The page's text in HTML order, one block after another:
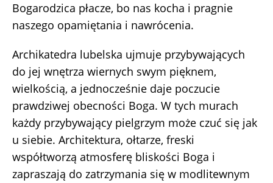
Bogarodzica płacze, bo nas kocha i pragnie
naszego opamiętania i nawrócenia.
Archikatedra lubelska ujmuje przybywających
do jej wnętrza wiernych swym pięknem,
wielkością, a jednocześnie daje poczucie
prawdziwej obecności Boga. W tych murach
każdy przybywający pielgrzym może czuć się jak
u siebie. Architektura, ołtarze, freski
współtworzą atmosferę bliskości Boga i
zapraszają do zatrzymania się w modlitewnym